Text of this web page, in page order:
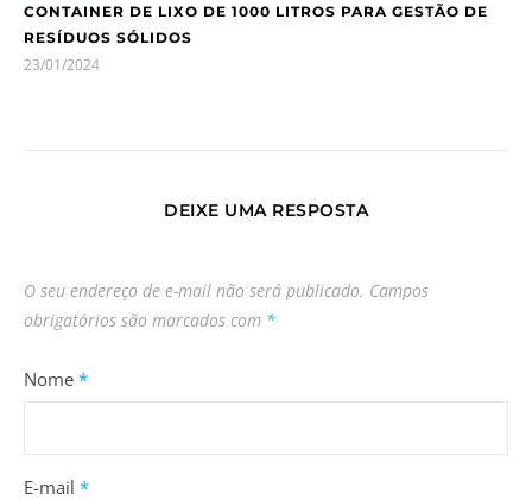
CONTAINER DE LIXO DE 1000 LITROS PARA GESTÃO DE
RESÍDUOS SÓLIDOS
23/01/2024
DEIXE UMA RESPOSTA
O seu endereço de e-mail não será publicado. Campos
obrigatórios são marcados com *
Nome *
E-mail *